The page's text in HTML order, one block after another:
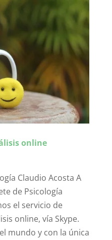
online
Claudio Acosta A
de Psicología
el servicio de
online, vía Skype.
mundo y con la única